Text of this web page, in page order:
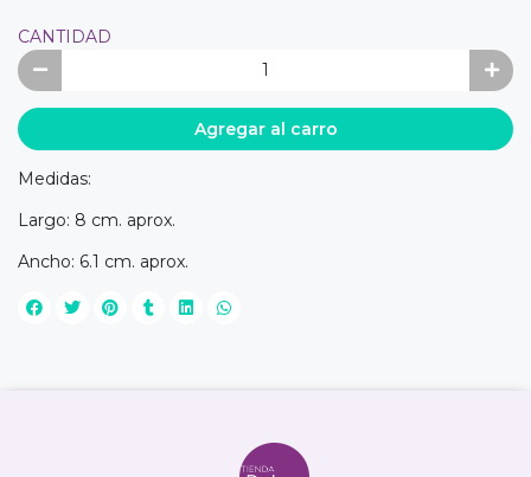
CANTIDAD
Agregar al carro
Medidas:
Largo: 8 cm. aprox.
Ancho: 6.1 cm. aprox.